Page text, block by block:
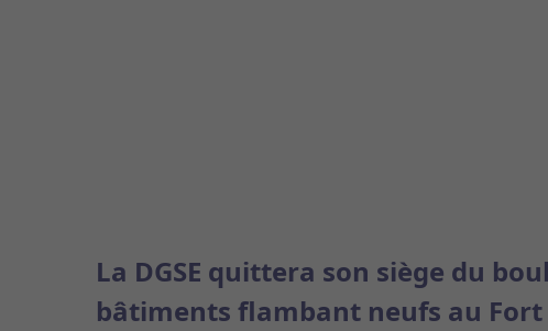
La DGSE quittera son siège du
bâtiments flambant neufs au Fort